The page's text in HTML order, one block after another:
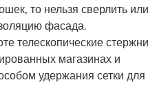
то нельзя сверлить или
фасада.
телескопические стержни
магазинах и
удержания сетки для